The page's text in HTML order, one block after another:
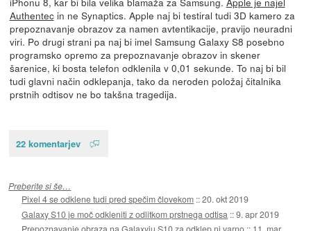
Authentecin ne Synaptics. Apple naj bi testiral tudi 3D kamero za
prepoznavanje obrazov za namen avtentikacije, pravijo neuradni
viri. Po drugi strani pa naj bi imel Samsung Galaxy S8 posebno
programsko opremo za prepoznavanje obrazov in skener
šarenice, ki bosta telefon odklenila v 0,01 sekunde. To naj bi bil
tudi glavni način odklepanja, tako da neroden položaj čitalnika
prstnih odtisov ne bo takšna tragedija.
22 komentarjev
Preberite si še…
Pixel 4 se odklene tudi pred spečim človekom ::20. okt 2019
Galaxy S10 je moč odkleniti z odlitkom prstnega odtisa ::9. apr 2019
Prepoznavanje obraza na Galaxyju S10 za odklep ni varno :: 11. mar